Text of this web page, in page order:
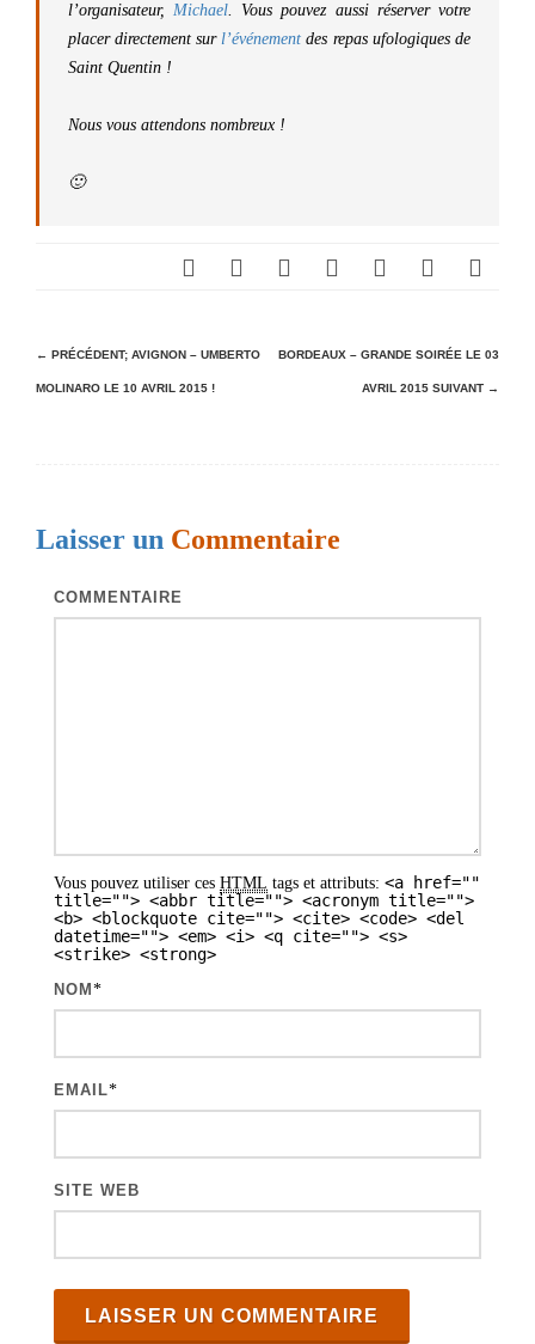
l’organisateur, Michael. Vous pouvez aussi réserver votre
placer directement sur l’événement des repas ufologiques de
Saint Quentin !
Nous vous attendons nombreux !
🙂
N
a
a
← PRÉCÉDENT; AVIGNON – UMBERTO
MOLINARO LE 10 AVRIL 2015 !
BORDEAUX – GRANDE SOIRÉE LE 03
AVRIL 2015 SUIVANT →
Laisser un Commentaire
COMMENTAIRE
Vous pouvez utiliser ces HTML tags et attributs: <a href=""
title=""> <abbr title=""> <acronym title="">
<b> <blockquote cite=""> <cite> <code> <del
datetime=""> <em> <i> <q cite=""> <s>
<strike> <strong>
NOM *
EMAIL*
SITE WEB